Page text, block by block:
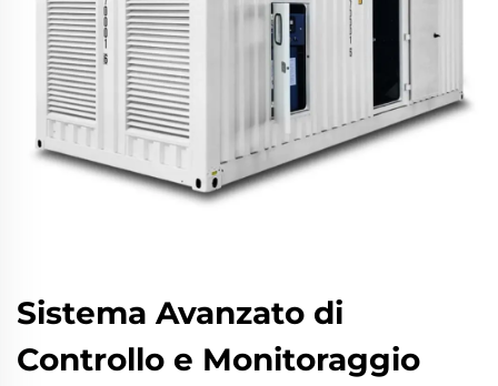
Sistema Avanzato di
Controllo e Monitoraggio